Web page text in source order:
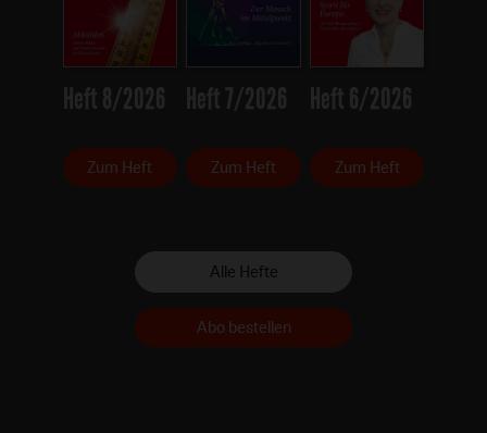
Heft 8/2026
Zum Heft
Heft 7/2026
Zum Heft
Heft 6/2026
Zum Heft
Alle Hefte
Abo bestellen